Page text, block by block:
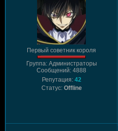
Первый советник короля
Группа: Администраторы
Сообщений: 4888
Репутация: 42
Статус: Offline